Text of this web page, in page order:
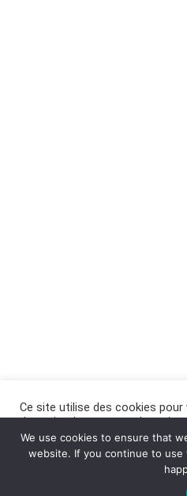
Ce site utilise des cookies
de navigation, et pour des
cliquant sur « Accepter », vous
ce site. Pour en savoir plus
We use cookies to ensure that
website. If you continue to